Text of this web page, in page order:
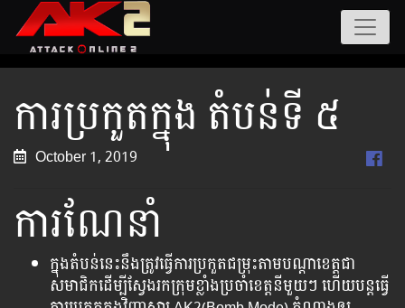
ការប្រកួតក្នុង តំបន់ទី​ ៥
October 1, 2019
ការណែនាំ
ក្នុង​តំបន់​នេះ​នឹងត្រូវធ្វើការប្រកួតជម្រុះតាមបណ្តាខេត្តជា
សមាជិកដើម្បីស្វែងរកក្រុមខ្លាំងប្រចាំខេត្តនីមួយៗ ហើយបន្តធ្វើ